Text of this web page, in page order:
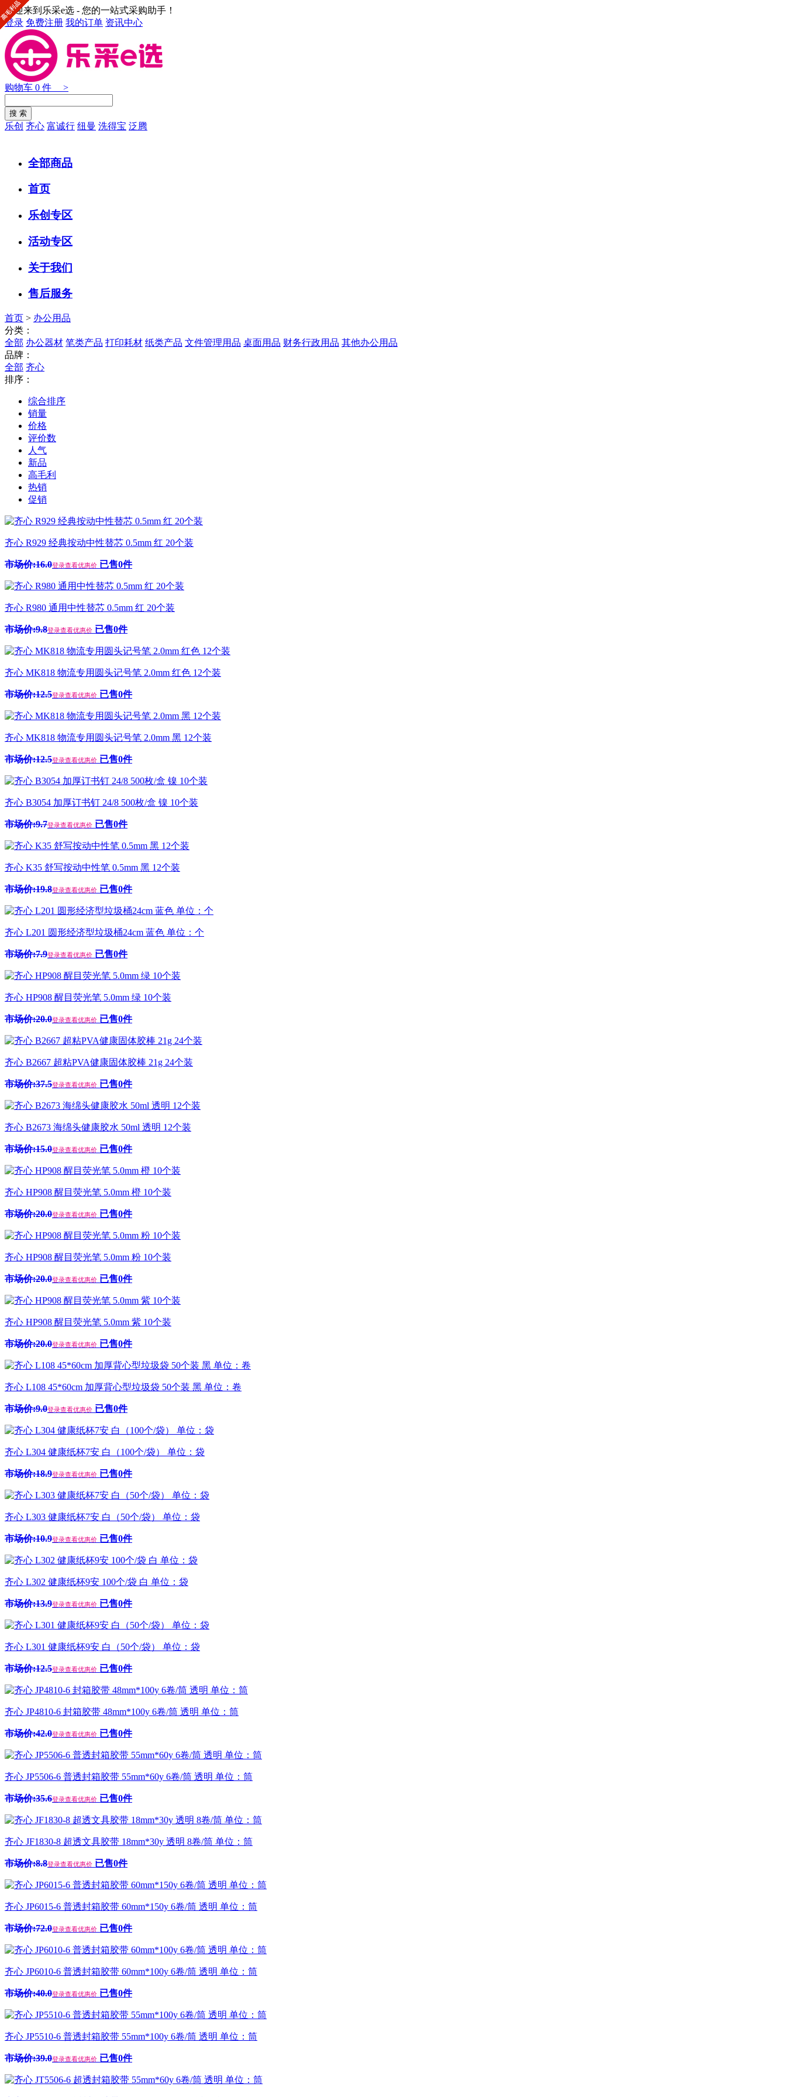
欢迎来到乐采e选 - 您的一站式采购助手！
登录 免费注册 我的订单 资讯中心
购物车 0 件 >
乐创 齐心 富诚行 纽曼 洗得宝 泛腾
全部商品
首页
乐创专区
活动专区
关于我们
售后服务
首页 > 办公用品
分类：
全部 办公器材 笔类产品 打印耗材 纸类产品 文件管理用品 桌面用品 财务行政用品 其他办公用品
品牌：
全部 齐心
排序：
综合排序
销量
价格
评价数
人气
新品
高毛利
热销
促销
齐心 R929 经典按动中性替芯 0.5mm 红 20个装
市场价:16.0登录查看优惠价 已售0件
齐心 R980 通用中性替芯 0.5mm 红 20个装
市场价:9.8登录查看优惠价 已售0件
齐心 MK818 物流专用圆头记号笔 2.0mm 红色 12个装
市场价:12.5登录查看优惠价 已售0件
齐心 MK818 物流专用圆头记号笔 2.0mm 黑 12个装
市场价:12.5登录查看优惠价 已售0件
齐心 B3054 加厚订书钉 24/8 500枚/盒 镍 10个装
市场价:9.7登录查看优惠价 已售0件
齐心 K35 舒写按动中性笔 0.5mm 黑 12个装
市场价:19.8登录查看优惠价 已售0件
齐心 L201 圆形经济型垃圾桶24cm 蓝色 单位：个
市场价:7.9登录查看优惠价 已售0件
齐心 HP908 醒目荧光笔 5.0mm 绿 10个装
市场价:20.0登录查看优惠价 已售0件
齐心 B2667 超粘PVA健康固体胶棒 21g 24个装
市场价:37.5登录查看优惠价 已售0件
齐心 B2673 海绵头健康胶水 50ml 透明 12个装
市场价:15.0登录查看优惠价 已售0件
齐心 HP908 醒目荧光笔 5.0mm 橙 10个装
市场价:20.0登录查看优惠价 已售0件
齐心 HP908 醒目荧光笔 5.0mm 粉 10个装
市场价:20.0登录查看优惠价 已售0件
齐心 HP908 醒目荧光笔 5.0mm 紫 10个装
市场价:20.0登录查看优惠价 已售0件
齐心 L108 45*60cm 加厚背心型垃圾袋 50个装 黑 单位：卷
市场价:9.0登录查看优惠价 已售0件
齐心 L304 健康纸杯7安 白（100个/袋） 单位：袋
市场价:18.9登录查看优惠价 已售0件
齐心 L303 健康纸杯7安 白（50个/袋） 单位：袋
市场价:10.9登录查看优惠价 已售0件
齐心 L302 健康纸杯9安 100个/袋 白 单位：袋
市场价:13.9登录查看优惠价 已售0件
齐心 L301 健康纸杯9安 白（50个/袋） 单位：袋
市场价:12.5登录查看优惠价 已售0件
齐心 JP4810-6 封箱胶带 48mm*100y 6卷/筒 透明 单位：筒
市场价:42.0登录查看优惠价 已售0件
齐心 JP5506-6 普透封箱胶带 55mm*60y 6卷/筒 透明 单位：筒
市场价:35.6登录查看优惠价 已售0件
齐心 JF1830-8 超透文具胶带 18mm*30y 透明 8卷/筒 单位：筒
市场价:8.8登录查看优惠价 已售0件
齐心 JP6015-6 普透封箱胶带 60mm*150y 6卷/筒 透明 单位：筒
市场价:72.0登录查看优惠价 已售0件
齐心 JP6010-6 普透封箱胶带 60mm*100y 6卷/筒 透明 单位：筒
市场价:40.0登录查看优惠价 已售0件
齐心 JP5510-6 普透封箱胶带 55mm*100y 6卷/筒 透明 单位：筒
市场价:39.0登录查看优惠价 已售0件